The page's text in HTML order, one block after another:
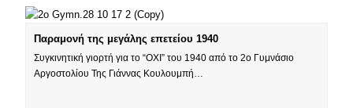
Παραμονή της μεγάλης επετείου 1940
Συγκινητική γιορτή για το “ΟΧΙ” του 1940 από το 2ο Γυμνάσιο
Αργοστολίου Της Γιάννας Κουλουμπή…